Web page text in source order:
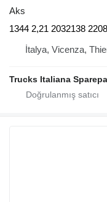
Aks
1344 2,21 2032138
İtalya, Vicenza,
Trucks Italiana